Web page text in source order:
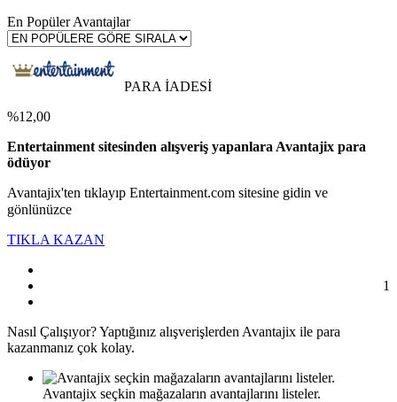
En Popüler Avantajlar
PARA İADESİ
%12,00
Entertainment sitesinden alışveriş yapanlara Avantajix para
ödüyor
Avantajix'ten tıklayıp Entertainment.com sitesine gidin ve
gönlünüzce
TIKLA KAZAN
1
Nasıl Çalışıyor?Yaptığınız alışverişlerden Avantajix ile para
kazanmanız çok kolay.
Avantajix seçkin mağazaların avantajlarını listeler.